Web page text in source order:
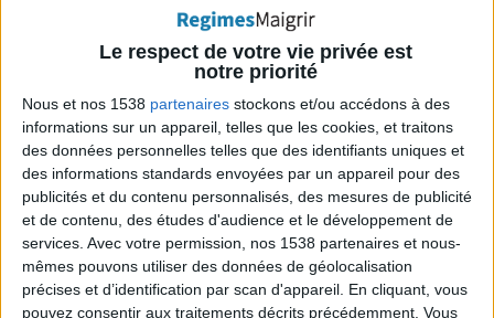
Le respect de votre vie privée est
notre priorité
Nous et nos 1538 partenaires stockons et/ou accédons à des
informations sur un appareil, telles que les cookies, et traitons
des données personnelles telles que des identifiants uniques et
des informations standards envoyées par un appareil pour des
publicités et du contenu personnalisés, des mesures de publicité
et de contenu, des études d'audience et le développement de
services. Avec votre permission, nos 1538 partenaires et nous-
mêmes pouvons utiliser des données de géolocalisation
précises et d’identification par scan d'appareil. En cliquant, vous
pouvez consentir aux traitements décrits précédemment. Vous
Il y a 3 corps cétoniques endogènes (synthétisés par
l'organisme lui-même) : l'acétone, l'acétoacétate, le
bêta-hydroxybutyrate (même si ce dernier n'est pas
techniquement un cétone mais un acide
carboxylique, il est classé dans les corps cétoniques).
Certains de ces cétones sont utilisés pour l'énergie.
Par exemple, le muscle du cœur et les reins préfèrent